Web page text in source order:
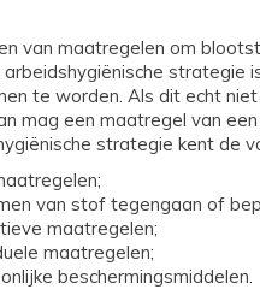
van maatregelen om
strategie
te worden. Als dit echt
mag een maatregel van
strategie kent de
van stof tegengaan of
maatregelen;
maatregelen;
beschermingsmiddelen.